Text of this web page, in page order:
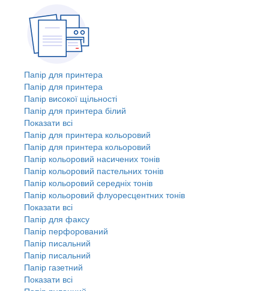
Папір для принтера
Папір для принтера
Папір високої щільності
Папір для принтера білий
Показати всі
Папір для принтера кольоровий
Папір для принтера кольоровий
Папір кольоровий насичених тонів
Папір кольоровий пастельних тонів
Папір кольоровий середніх тонів
Папір кольоровий флуоресцентних тонів
Показати всі
Папір для факсу
Папір перфорований
Папір писальний
Папір писальний
Папір газетний
Показати всі